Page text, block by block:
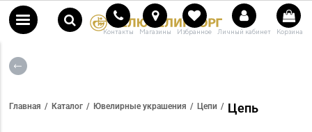
Контакты Магазины Избранное Личный кабинет Корзина
Главная Каталог Ювелирные украшения Цепи Цепь